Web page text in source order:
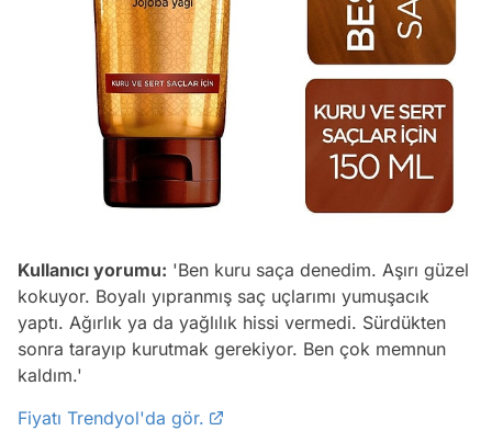
Kullanıcı yorumu: 'Ben kuru saça denedim. Aşırı güzel
kokuyor. Boyalı yıpranmış saç uçlarımı yumuşacık
yaptı. Ağırlık ya da yağlılık hissi vermedi. Sürdükten
sonra tarayıp kurutmak gerekiyor. Ben çok memnun
kaldım.'
Fiyatı Trendyol'da gör.